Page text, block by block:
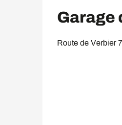
Garage
Route de Verbier